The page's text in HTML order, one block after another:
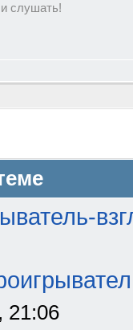
слушать!
21:06